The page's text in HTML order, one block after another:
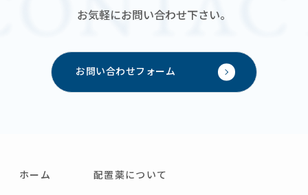
お気軽にお問い合わせ下さい。
お問い合わせフォーム
ホーム 配置薬について